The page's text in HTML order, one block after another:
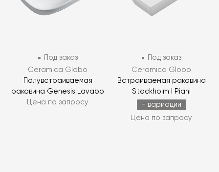
Под заказ
Ceramica Globo
Полувстраиваемая
раковина Genesis Lavabo
Цена по запросу
Под заказ
Ceramica Globo
Встраиваемая раковина
Stockholm I Piani
+ вариации
Цена по запросу